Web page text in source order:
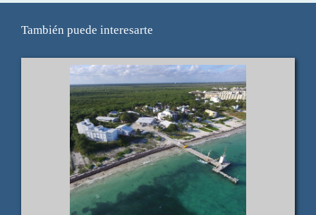
También puede interesarte